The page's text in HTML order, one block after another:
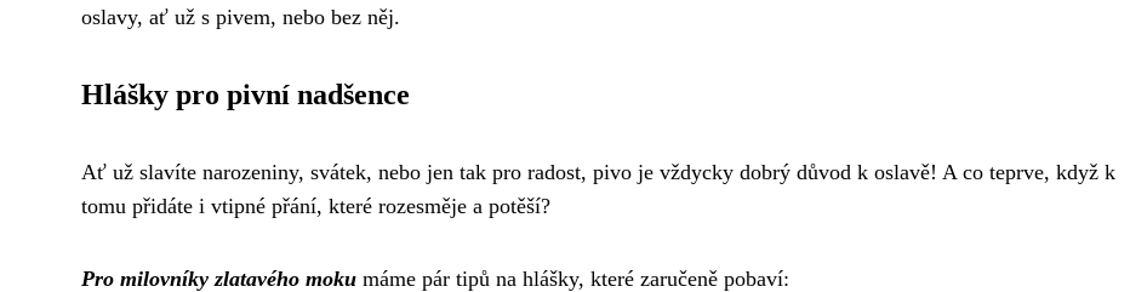
oslavy, ať už s pivem, nebo bez něj.
Hlášky pro pivní nadšence
Ať už slavíte narozeniny, svátek, nebo jen tak pro radost, pivo je vždycky dobrý důvod k oslavě! A co teprve, když k
tomu přidáte i vtipné přání, které rozesměje a potěší?
Pro milovníky zlatavého moku máme pár tipů na hlášky, které zaručeně pobaví: